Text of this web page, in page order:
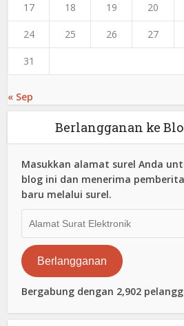
17 18 19 20
24 25 26 27
31
« Sep
Berlangganan ke
Masukkan alamat surel Anda
blog ini dan menerima
baru melalui surel.
Surat
Elektronik
Berlangganan
Bergabung dengan 2,902